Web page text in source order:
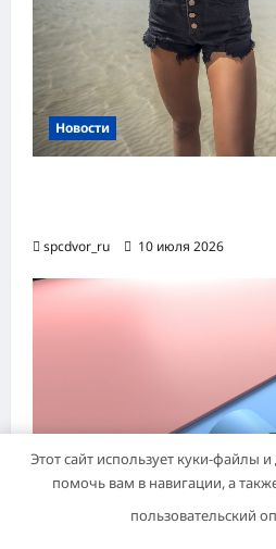
Новости
spcdvor_ru 10 июля 2026
Новости
Этот сайт использует куки-файлы
помочь вам в навигации, а
пользовательский